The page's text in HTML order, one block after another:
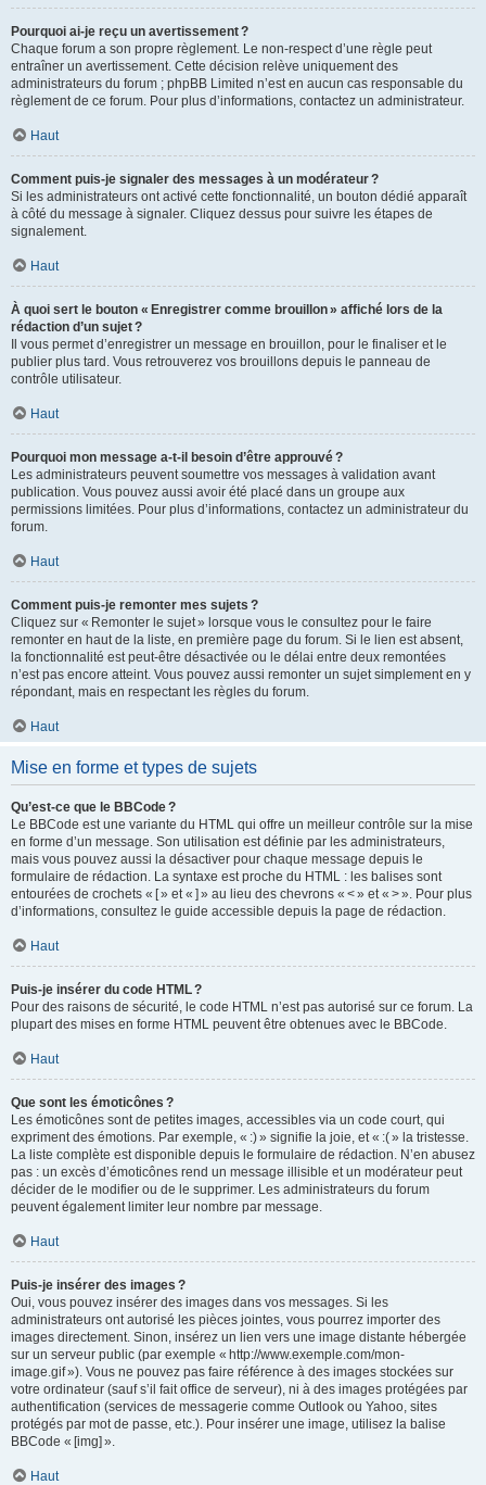
Pourquoi ai-je reçu un avertissement ?
Chaque forum a son propre règlement. Le non-respect d’une règle peut
entraîner un avertissement. Cette décision relève uniquement des
administrateurs du forum ; phpBB Limited n’est en aucun cas responsable du
règlement de ce forum. Pour plus d’informations, contactez un administrateur.
Haut
Comment puis-je signaler des messages à un modérateur ?
Si les administrateurs ont activé cette fonctionnalité, un bouton dédié apparaît
à côté du message à signaler. Cliquez dessus pour suivre les étapes de
signalement.
Haut
À quoi sert le bouton « Enregistrer comme brouillon » affiché lors de la
rédaction d’un sujet ?
Il vous permet d’enregistrer un message en brouillon, pour le finaliser et le
publier plus tard. Vous retrouverez vos brouillons depuis le panneau de
contrôle utilisateur.
Haut
Pourquoi mon message a-t-il besoin d’être approuvé ?
Les administrateurs peuvent soumettre vos messages à validation avant
publication. Vous pouvez aussi avoir été placé dans un groupe aux
permissions limitées. Pour plus d’informations, contactez un administrateur du
forum.
Haut
Comment puis-je remonter mes sujets ?
Cliquez sur « Remonter le sujet » lorsque vous le consultez pour le faire
remonter en haut de la liste, en première page du forum. Si le lien est absent,
la fonctionnalité est peut-être désactivée ou le délai entre deux remontées
n’est pas encore atteint. Vous pouvez aussi remonter un sujet simplement en y
répondant, mais en respectant les règles du forum.
Haut
Mise en forme et types de sujets
Qu’est-ce que le BBCode ?
Le BBCode est une variante du HTML qui offre un meilleur contrôle sur la mise
en forme d’un message. Son utilisation est définie par les administrateurs,
mais vous pouvez aussi la désactiver pour chaque message depuis le
formulaire de rédaction. La syntaxe est proche du HTML : les balises sont
entourées de crochets « [ » et « ] » au lieu des chevrons « < » et « > ». Pour plus
d’informations, consultez le guide accessible depuis la page de rédaction.
Haut
Puis-je insérer du code HTML ?
Pour des raisons de sécurité, le code HTML n’est pas autorisé sur ce forum. La
plupart des mises en forme HTML peuvent être obtenues avec le BBCode.
Haut
Que sont les émoticônes ?
Les émoticônes sont de petites images, accessibles via un code court, qui
expriment des émotions. Par exemple, « :) » signifie la joie, et « :( » la tristesse.
La liste complète est disponible depuis le formulaire de rédaction. N’en abusez
pas : un excès d’émoticônes rend un message illisible et un modérateur peut
décider de le modifier ou de le supprimer. Les administrateurs du forum
peuvent également limiter leur nombre par message.
Haut
Puis-je insérer des images ?
Oui, vous pouvez insérer des images dans vos messages. Si les
administrateurs ont autorisé les pièces jointes, vous pourrez importer des
images directement. Sinon, insérez un lien vers une image distante hébergée
sur un serveur public (par exemple « http://www.exemple.com/mon-
image.gif »). Vous ne pouvez pas faire référence à des images stockées sur
votre ordinateur (sauf s’il fait office de serveur), ni à des images protégées par
authentification (services de messagerie comme Outlook ou Yahoo, sites
protégés par mot de passe, etc.). Pour insérer une image, utilisez la balise
BBCode « [img] ».
Haut